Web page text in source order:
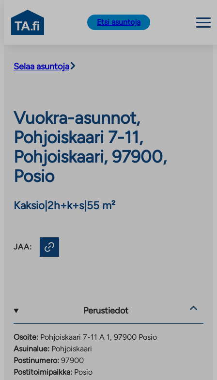
sisältöön
TA.fi
Etsi asuntoja
Selaa asuntoja
Vuokra-asunnot,
Pohjoiskaari 7-11,
Pohjoiskaari, 97900,
Posio
Kaksio 2h+k+s| 55 m²
JAA:
Perustiedot
Osoite: Pohjoiskaari 7-11 A 1, 97900 Posio
Asuinalue: Pohjoiskaari
Postinumero: 97900
Postitoimipaikka: Posio